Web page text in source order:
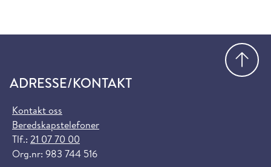
ADRESSE/KONTAKT
Kontakt oss
Beredskapstelefoner
Tlf.: 21 07 70 00
Org.nr: 983 744 516